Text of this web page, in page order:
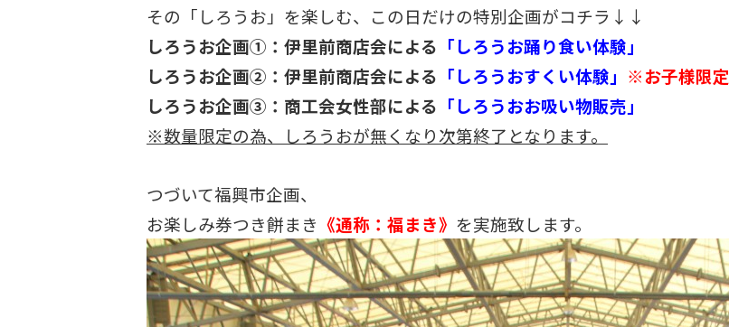
その「しろうお」を楽しむ、この日だけの特別企画がコチラ↓↓
しろうお企画①：伊里前商店会による 「しろうお踊り食い体験」
しろうお企画②：伊里前商店会による 「しろうおすくい体験」 ※お子様限定
しろうお企画③：商工会女性部による 「しろうおお吸い物販売」
※数量限定の為、しろうおが無くなり次第終了となります。
つづいて福興市企画、
お楽しみ券つき餅まき 《通称：福まき》 を実施致します。